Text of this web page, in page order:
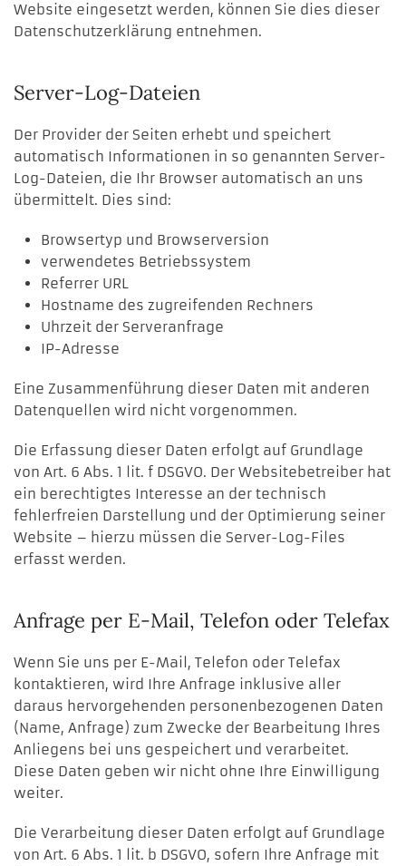
Website eingesetzt werden, können Sie dies dieser
Datenschutzerklärung entnehmen.
Server-Log-Dateien
Der Provider der Seiten erhebt und speichert
automatisch Informationen in so genannten Server-
Log-Dateien, die Ihr Browser automatisch an uns
übermittelt. Dies sind:
Browsertyp und Browserversion
verwendetes Betriebssystem
Referrer URL
Hostname des zugreifenden Rechners
Uhrzeit der Serveranfrage
IP-Adresse
Eine Zusammenführung dieser Daten mit anderen
Datenquellen wird nicht vorgenommen.
Die Erfassung dieser Daten erfolgt auf Grundlage
von Art. 6 Abs. 1 lit. f DSGVO. Der Websitebetreiber hat
ein berechtigtes Interesse an der technisch
fehlerfreien Darstellung und der Optimierung seiner
Website – hierzu müssen die Server-Log-Files
erfasst werden.
Anfrage per E-Mail, Telefon oder Telefax
Wenn Sie uns per E-Mail, Telefon oder Telefax
kontaktieren, wird Ihre Anfrage inklusive aller
daraus hervorgehenden personenbezogenen Daten
(Name, Anfrage) zum Zwecke der Bearbeitung Ihres
Anliegens bei uns gespeichert und verarbeitet.
Diese Daten geben wir nicht ohne Ihre Einwilligung
weiter.
Die Verarbeitung dieser Daten erfolgt auf Grundlage
von Art. 6 Abs. 1 lit. b DSGVO, sofern Ihre Anfrage mit